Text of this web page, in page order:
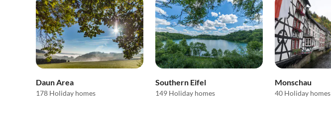
Daun Area
178 Holiday homes
Southern Eifel
149 Holiday homes
Monschau
40 Holiday homes